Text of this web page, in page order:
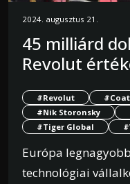
2024. augusztus 21.
45 milliárd
Revolut
#Revolut
#Nik Storonsky
#Tiger Global
Európa
technológiai